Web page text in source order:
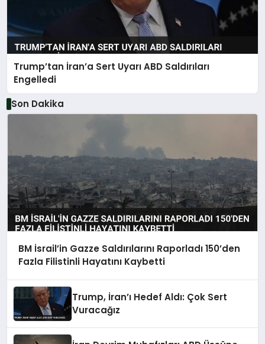
Trump’tan İran’a Sert Uyarı ABD Saldırıları
Engelledi
Son Dakika
BM İsrail’in Gazze Saldırılarını Raporladı 150’den
Fazla Filistinli Hayatını Kaybetti
Trump, İran’ı Hedef Aldı: Çok Sert
Vuracağız